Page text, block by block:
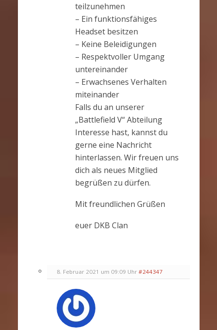
teilzunehmen
– Ein funktionsfähiges
Headset besitzen
– Keine Beleidigungen
– Respektvoller Umgang
untereinander
– Erwachsenes Verhalten
miteinander
Falls du an unserer
„Battlefield V“ Abteilung
Interesse hast, kannst du
gerne eine Nachricht
hinterlassen. Wir freuen uns
dich als neues Mitglied
begrüßen zu dürfen.
Mit freundlichen Grüßen
euer DKB Clan
8. Februar 2021 um 09:09 Uhr #244347